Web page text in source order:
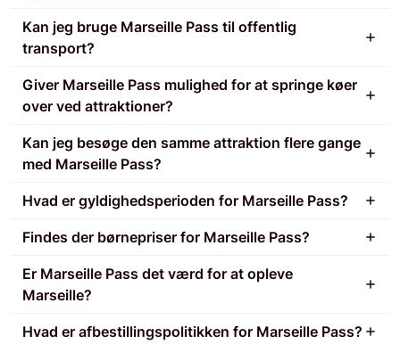
Kan jeg bruge Marseille Pass til offentlig
transport?
Giver Marseille Pass mulighed for at springe køer
over ved attraktioner?
Kan jeg besøge den samme attraktion flere gange
med Marseille Pass?
Hvad er gyldighedsperioden for Marseille Pass?
Findes der børnepriser for Marseille Pass?
Er Marseille Pass det værd for at opleve
Marseille?
Hvad er afbestillingspolitikken for Marseille Pass?